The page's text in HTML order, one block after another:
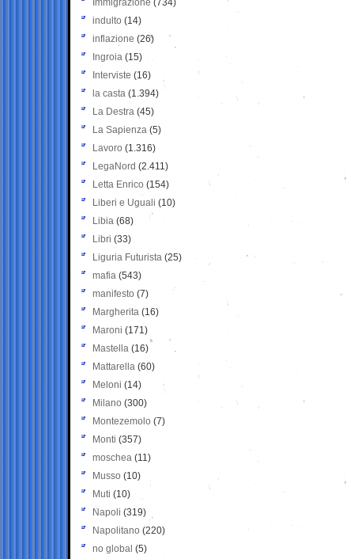
Immigrazione (734)
indulto (14)
inflazione (26)
Ingroia (15)
Interviste (16)
la casta (1.394)
La Destra (45)
La Sapienza (5)
Lavoro (1.316)
LegaNord (2.411)
Letta Enrico (154)
Liberi e Uguali (10)
Libia (68)
Libri (33)
Liguria Futurista (25)
mafia (543)
manifesto (7)
Margherita (16)
Maroni (171)
Mastella (16)
Mattarella (60)
Meloni (14)
Milano (300)
Montezemolo (7)
Monti (357)
moschea (11)
Musso (10)
Muti (10)
Napoli (319)
Napolitano (220)
no global (5)